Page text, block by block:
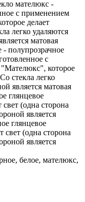
мателюкс -
с применением
делает
легко удаляются
матовая
полупрозрачное
с
которое
стекла легко
является матовая
глянцевое
(одна сторона
является
глянцевое
свет (одна сторона
является
белое, мателюкс,